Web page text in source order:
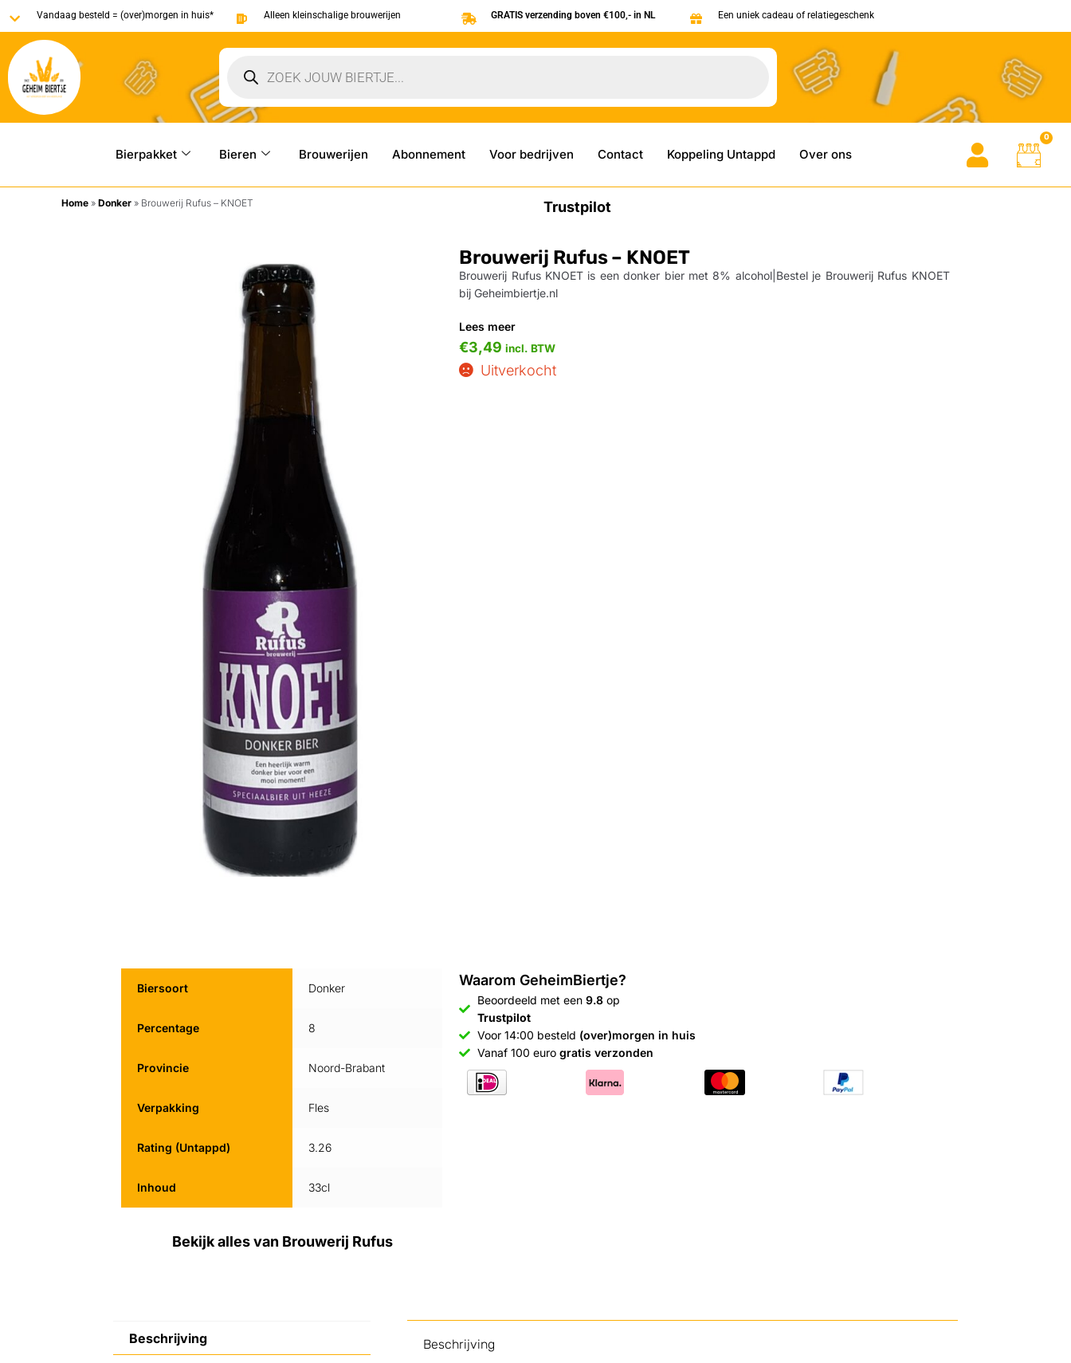
Vandaag besteld = (over)morgen in huis* Alleen kleinschalige brouwerijen GRATIS verzending boven €100,- in NL Een uniek cadeau of relatiegeschenk
Bierpakket Bieren Brouwerijen Abonnement Voor bedrijven Contact Koppeling Untappd Over ons
0
Home »Donker » Brouwerij Rufus – KNOET Trustpilot
Brouwerij Rufus – KNOET
Brouwerij Rufus KNOET is een donker bier met 8% alcohol|Bestel je Brouwerij Rufus KNOET
bij Geheimbiertje.nl
Lees meer
€3,49 incl. BTW
Uitverkocht
Biersoort Donker
Percentage 8
Provincie Noord-Brabant
Verpakking Fles
Rating (Untappd) 3.26
Inhoud 33cl
Bekijk alles van Brouwerij Rufus
Waarom GeheimBiertje?
Beoordeeld met een 9.8op
Trustpilot
Voor 14:00 besteld (over)morgen in huis
Vanaf 100 euro gratis verzonden
Beschrijving Beschrijving